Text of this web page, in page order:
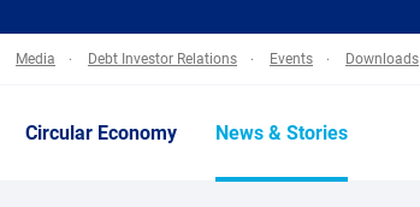
Media Debt Investor Relations Events Downloads
Circular Economy News & Stories